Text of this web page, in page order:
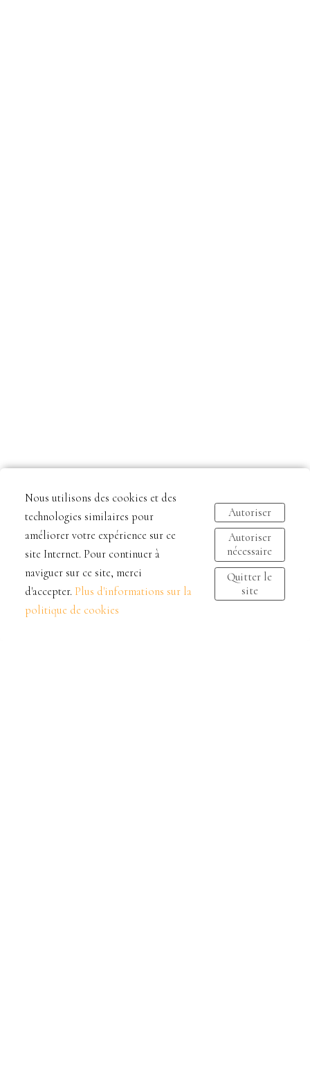
Nous utilisons des cookies et des
technologies similaires pour
améliorer votre expérience sur ce
site Internet. Pour continuer à
naviguer sur ce site, merci
d'accepter. Plus d'informations sur la
politique de cookies
Autoriser
Autoriser
nécessaire
Quitter le
site